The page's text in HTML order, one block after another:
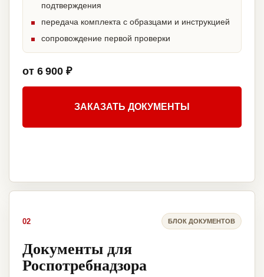
подтверждения
передача комплекта с образцами и инструкцией
сопровождение первой проверки
от 6 900 ₽
ЗАКАЗАТЬ ДОКУМЕНТЫ
02 БЛОК ДОКУМЕНТОВ
Документы для
Роспотребнадзора